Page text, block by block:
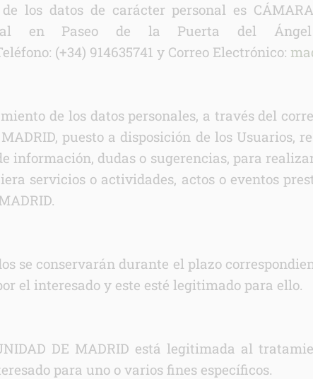
los datos de carácter personal es
en Paseo de la Puerta del
(+34) 914635741 y Correo Electrónico:
de los datos personales, a través del
puesto a disposición de los Usuarios,
información, dudas o sugerencias, para
servicios o actividades, actos o eventos
se conservarán durante el plazo
el interesado y este esté legitimado para ello.
DE MADRID está legitimada al
para uno o varios fines específicos.
link
adicional
link